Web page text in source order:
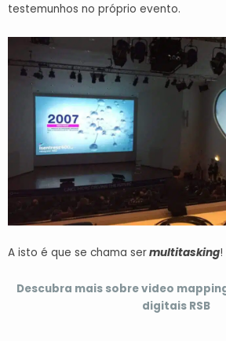
testemunhos no próprio evento.
A isto é que se chama sermultitasking!
Descubra mais sobre video
digitais RSB